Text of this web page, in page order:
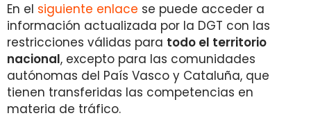
En el siguiente enlace se puede acceder a
información actualizada por la DGT con las
restricciones válidas para todo el territorio
nacional, excepto para las comunidades
autónomas del País Vasco y Cataluña, que
tienen transferidas las competencias en
materia de tráfico.